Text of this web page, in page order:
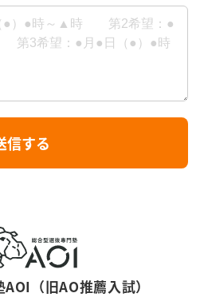
信する
（旧AO推薦入試）